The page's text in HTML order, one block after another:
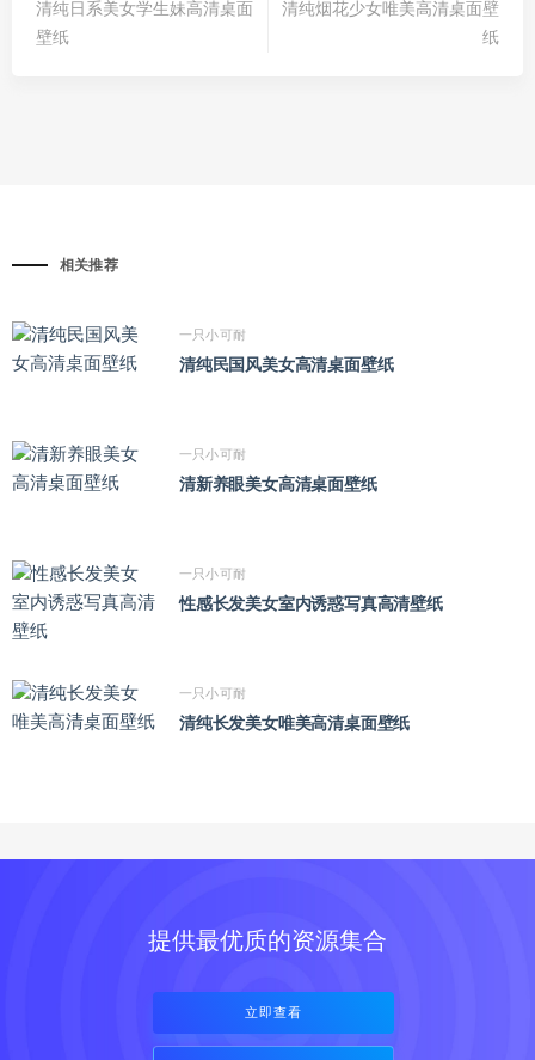
清纯日系美女学生妹高清桌面
壁纸
清纯烟花少女唯美高清桌面壁
纸
相关推荐
一只小可耐
清纯民国风美女高清桌面壁纸
一只小可耐
清新养眼美女高清桌面壁纸
一只小可耐
性感长发美女室内诱惑写真高清壁纸
一只小可耐
清纯长发美女唯美高清桌面壁纸
提供最优质的资源集合
立即查看